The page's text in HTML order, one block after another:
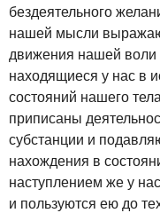
бездеятельного
нашей мысли
движения нашей воли
находящиеся у нас в
состояний нашего
приписаны
субстанции и
нахождения в
наступлением же у
и пользуются ею до